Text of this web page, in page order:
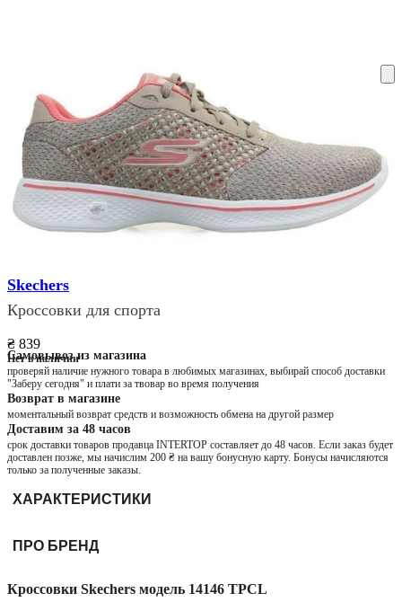
Skechers
Кроссовки для спорта
₴ 839
Нет в наличии
Самовывоз из магазина
проверяй наличие нужного товара в любимых магазинах, выбирай способ доставки
"Заберу сегодня" и плати за твовар во время получения
Возврат в магазине
моментальный возврат средств и возможность обмена на другой размер
Доставим за 48 часов
срок доставки товаров продавца INTERTOP составляет до 48 часов. Если заказ будет
доставлен позже, мы начислим 200 ₴ на вашу бонусную карту. Бонусы начисляются
только за полученные заказы.
ХАРАКТЕРИСТИКИ
ПРО БРЕНД
Кроссовки Skechers модель 14146 TPCL